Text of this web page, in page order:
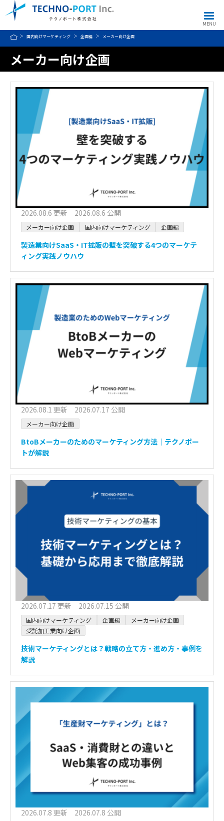
MENU
国内向けマーケティング 企画編 メーカー向け企画
メーカー向け企画
2026.08.6 更新 2026.08.6 公開
メーカー向け企画 国内向けマーケティング 企画編
製造業向けSaaS・IT拡販の壁を突破する4つのマーケテ
ィング実践ノウハウ
2026.08.1 更新 2026.07.17 公開
メーカー向け企画
BtoBメーカーのためのマーケティング方法｜テクノポー
トが解説
2026.07.17 更新 2026.07.15 公開
国内向けマーケティング 企画編
メーカー向け企画
受託加工業向け企画
技術マーケティングとは？戦略の立て方・進め方・事例を
解説
2026.07.8 更新 2026.07.8 公開